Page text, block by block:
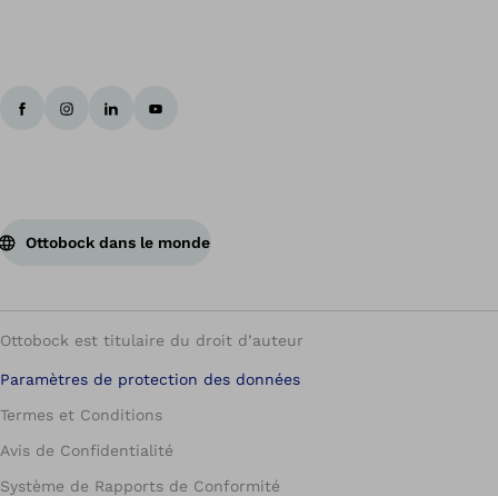
Ottobock dans le monde
Ottobock est titulaire du droit d’auteur
Paramètres de protection des données
Termes et Conditions
Avis de Confidentialité
Système de Rapports de Conformité